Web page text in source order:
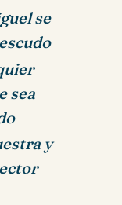
se
sea
y